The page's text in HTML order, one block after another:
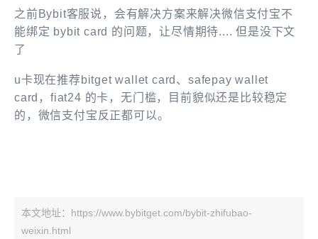
之前Bybit客服说，会有解决方案来解决微信支付宝不
能绑定 bybit card 的问题，让尽情期待.... 但是没下文
了
u卡现在推荐bitget wallet card、safepay wallet
card，fiat24 的卡，无门槛，目前貌似还是比较稳定
的，微信支付宝反正都可以。
本文地址：https://www.bybitget.com/bybit-zhifubao-
weixin.html